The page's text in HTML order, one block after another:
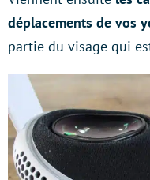
déplacements de vos
partie du visage qui